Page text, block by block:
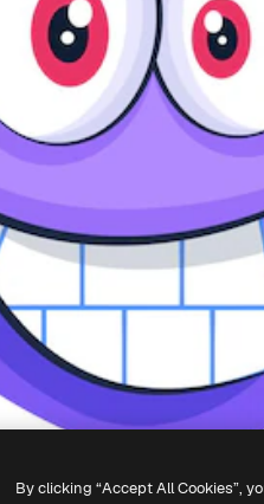
By clicking “Accept All Cookies”,